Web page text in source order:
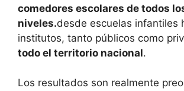
comedores escolares de todos
niveles.desde escuelas infantiles
institutos, tanto públicos como
todo el territorio nacional.
Los resultados son realmente